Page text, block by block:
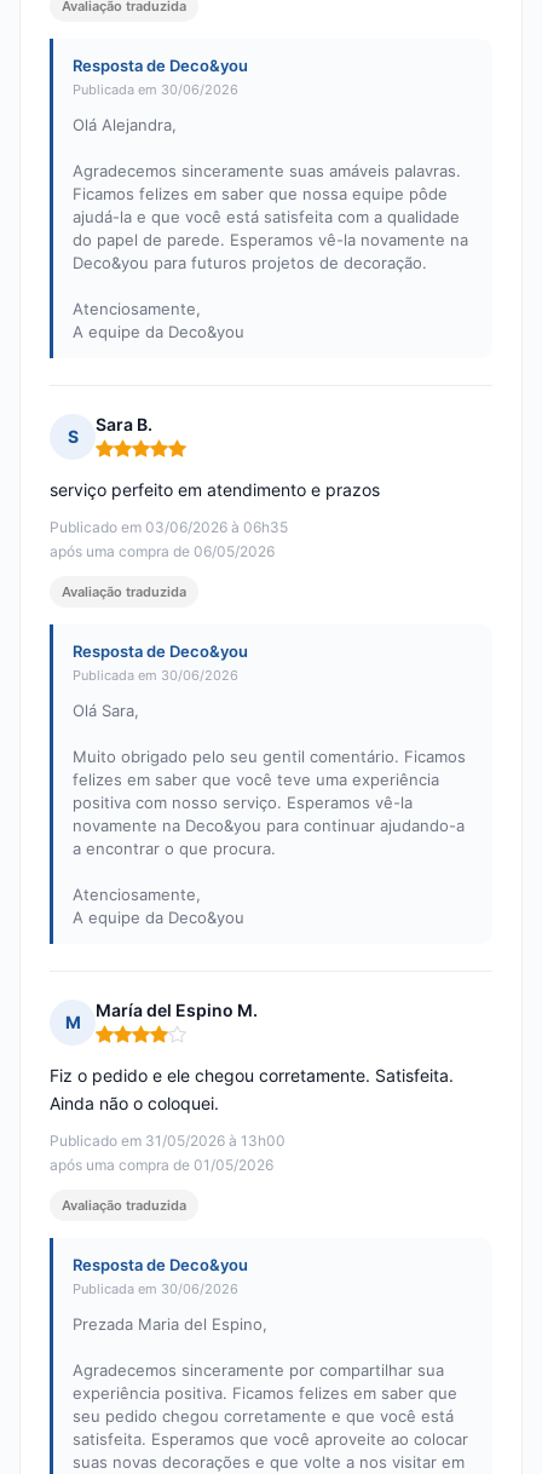
Avaliação traduzida
Resposta de Deco&you
Publicada em 30/06/2026
Olá Alejandra,
Agradecemos sinceramente suas amáveis palavras.
Ficamos felizes em saber que nossa equipe pôde
ajudá-la e que você está satisfeita com a qualidade
do papel de parede. Esperamos vê-la novamente na
Deco&you para futuros projetos de decoração.
Atenciosamente,
A equipe da Deco&you
S
Sara B.
Nota: 5 em 5
Publicado em 03/06/2026 à 06h35
após uma compra de 06/05/2026
serviço perfeito em atendimento e prazos
Avaliação traduzida
Resposta de Deco&you
Publicada em 30/06/2026
Olá Sara,
Muito obrigado pelo seu gentil comentário. Ficamos
felizes em saber que você teve uma experiência
positiva com nosso serviço. Esperamos vê-la
novamente na Deco&you para continuar ajudando-a
a encontrar o que procura.
Atenciosamente,
A equipe da Deco&you
M
María del Espino M.
Nota: 4 em 5
Publicado em 31/05/2026 à 13h00
após uma compra de 01/05/2026
Fiz o pedido e ele chegou corretamente. Satisfeita.
Ainda não o coloquei.
Avaliação traduzida
Resposta de Deco&you
Publicada em 30/06/2026
Prezada Maria del Espino,
Agradecemos sinceramente por compartilhar sua
experiência positiva. Ficamos felizes em saber que
seu pedido chegou corretamente e que você está
satisfeita. Esperamos que você aproveite ao colocar
suas novas decorações e que volte a nos visitar em